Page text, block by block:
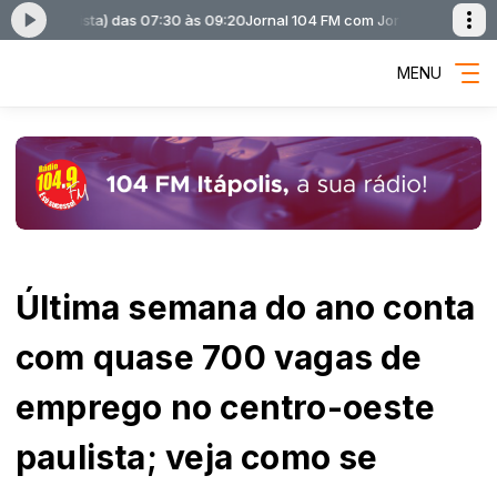
Batista) das 07:30 às 09:20Jornal 104 FM com Jornal 104 FM ( Bruno
MENU
Última semana do ano conta
com quase 700 vagas de
emprego no centro-oeste
paulista; veja como se